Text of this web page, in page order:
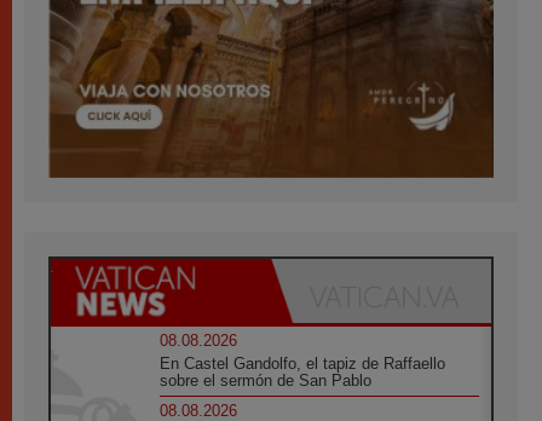
08.08.2026
En Castel Gandolfo, el tapiz de Raffaello
sobre el sermón de San Pablo
08.08.2026